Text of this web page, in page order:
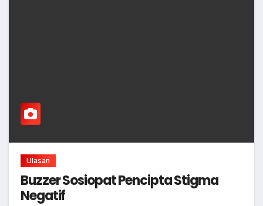
Ulasan
Buzzer Sosiopat Pencipta Stigma
Negatif